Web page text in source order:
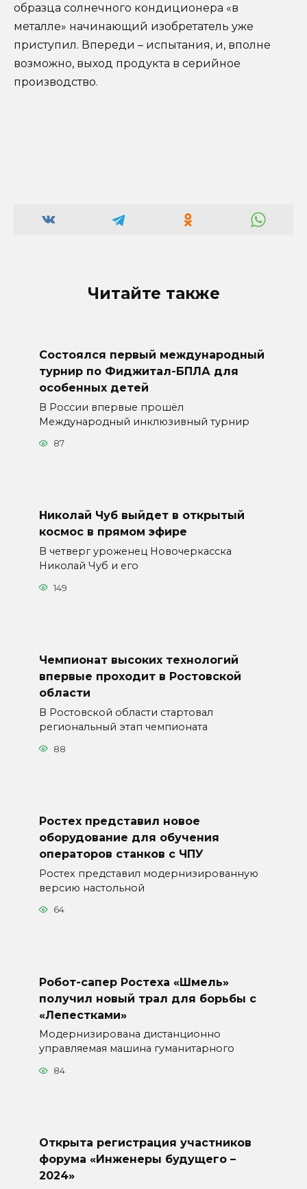
образца солнечного кондиционера «в
металле» начинающий изобретатель уже
приступил. Впереди – испытания, и, вполне
возможно, выход продукта в серийное
производство.
Читайте также
Состоялся первый международный
турнир по Фиджитал-БПЛА для
особенных детей
В России впервые прошёл
Международный инклюзивный турнир
87
Николай Чуб выйдет в открытый
космос в прямом эфире
В четверг уроженец Новочеркасска
Николай Чуб и его
149
Чемпионат высоких технологий
впервые проходит в Ростовской
области
В Ростовской области стартовал
региональный этап чемпионата
88
Ростех представил новое
оборудование для обучения
операторов станков с ЧПУ
Ростех представил модернизированную
версию настольной
64
Робот-сапер Ростеха «Шмель»
получил новый трал для борьбы с
«Лепестками»
Модернизирована дистанционно
управляемая машина гуманитарного
84
Открыта регистрация участников
форума «Инженеры будущего –
2024»